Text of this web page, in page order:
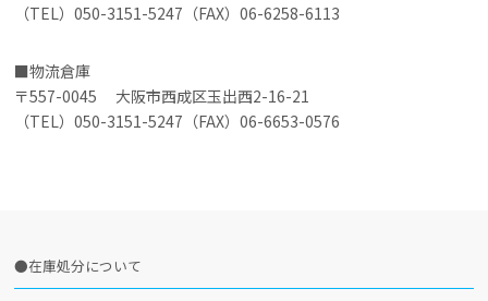
（TEL）050-3151-5247（FAX）06-6258-6113
物流倉庫
〒557-0045 大阪市西成区玉出西2-16-21
（TEL）050-3151-5247（FAX）06-6653-0576
在庫処分について